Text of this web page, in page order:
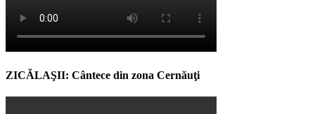
ZICĂLAŞII: Cântece din zona Cernăuţi